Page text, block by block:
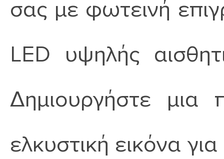
σας με φωτεινή
LED υψηλής
Δημιουργήστε μια
ελκυστική εικόνα